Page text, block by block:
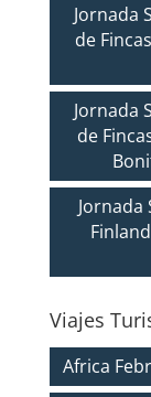
Jornada
de
Jornada
de
Viajes
Africa